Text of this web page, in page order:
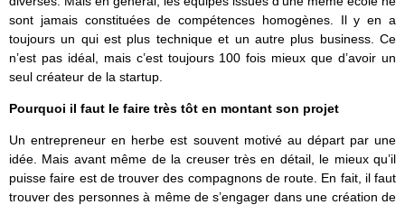
sont jamais constituées de compétences homogènes. Il y en a
toujours un qui est plus technique et un autre plus business. Ce
n’est pas idéal, mais c’est toujours 100 fois mieux que d’avoir un
seul créateur de la startup.
Pourquoi il faut le faire très tôt en montant son projet
Un entrepreneur en herbe est souvent motivé au départ par une
idée. Mais avant même de la creuser très en détail, le mieux qu’il
puisse faire est de trouver des compagnons de route. En fait, il faut
trouver des personnes à même de s’engager dans une création de